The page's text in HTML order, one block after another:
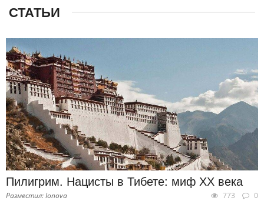
СТАТЬИ
Пилигрим. Нацисты в Тибете: миф ХХ века
Разместил: Ionova 773 0